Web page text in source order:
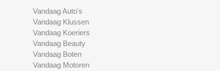
Vandaag Auto's
Vandaag Klussen
Vandaag Koeriers
Vandaag Beauty
Vandaag Boten
Vandaag Motoren